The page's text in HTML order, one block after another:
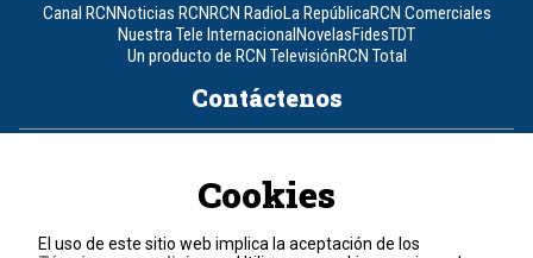
Canal RCNNoticias RCNRCN RadioLa RepúblicaRCN Comerciales
Nuestra Tele InternacionalNovelasFidesTDT
Un producto de RCN TelevisiónRCN Total
Contáctenos
Política de cookies
Cookies
El uso de este sitio web implica la aceptación de los